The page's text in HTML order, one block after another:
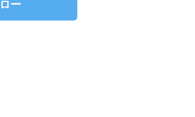
ー